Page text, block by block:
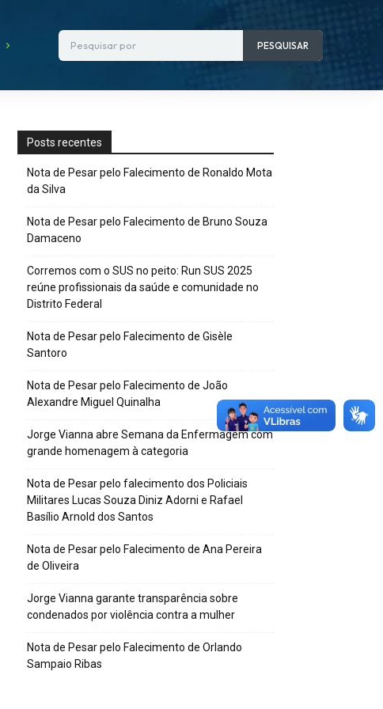
Pesquisar por PESQUISAR
Posts recentes
Nota de Pesar pelo Falecimento de Ronaldo Mota
da Silva
Nota de Pesar pelo Falecimento de Bruno Souza
Damaceno
Corremos com o SUS no peito: Run SUS 2025
reúne profissionais da saúde e comunidade no
Distrito Federal
Nota de Pesar pelo Falecimento de Gisèle
Santoro
Nota de Pesar pelo Falecimento de João
Alexandre Miguel Quinalha
Jorge Vianna abre Semana da Enfermagem com
grande homenagem à categoria
Nota de Pesar pelo falecimento dos Policiais
Militares Lucas Souza Diniz Adorni e Rafael
Basílio Arnold dos Santos
Nota de Pesar pelo Falecimento de Ana Pereira
de Oliveira
Jorge Vianna garante transparência sobre
condenados por violência contra a mulher
Nota de Pesar pelo Falecimento de Orlando
Sampaio Ribas